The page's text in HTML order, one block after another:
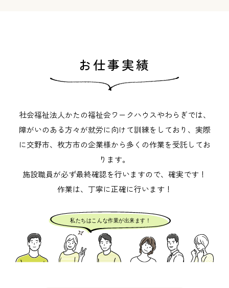
お仕事実績
社会福祉法人かたの福祉会ワークハウスやわらぎでは、
障がいのある方々が就労に向けて訓練をしており、 実際
に交野市、枚方市の企業様から多くの作業を受託してお
ります。
施設職員が必ず最終確認を行いますので、確実です！
作業は、丁寧に正確に行います！